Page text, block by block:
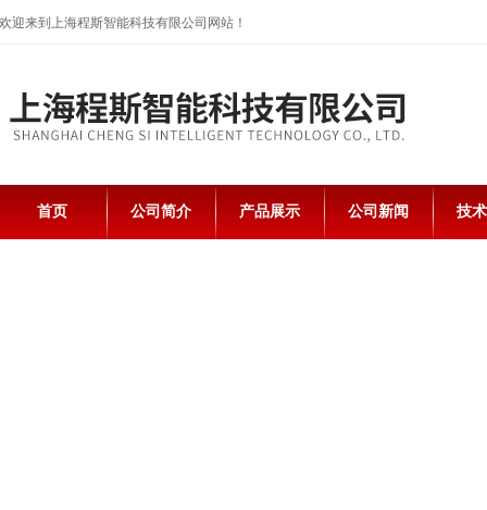
欢迎来到上海程斯智能科技有限公司网站！
首页 公司简介 产品展示 公司新闻 技